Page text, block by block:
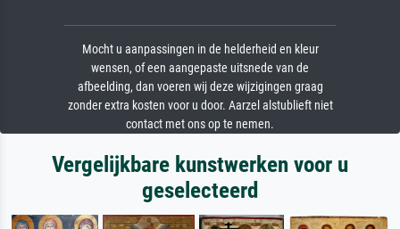
Mocht u aanpassingen in de helderheid en kleur
wensen, of een aangepaste uitsnede van de
afbeelding, dan voeren wij deze wijzigingen graag
zonder extra kosten voor u door. Aarzel alstublieft niet
contact met ons op te nemen.
Vergelijkbare kunstwerken voor u
geselecteerd